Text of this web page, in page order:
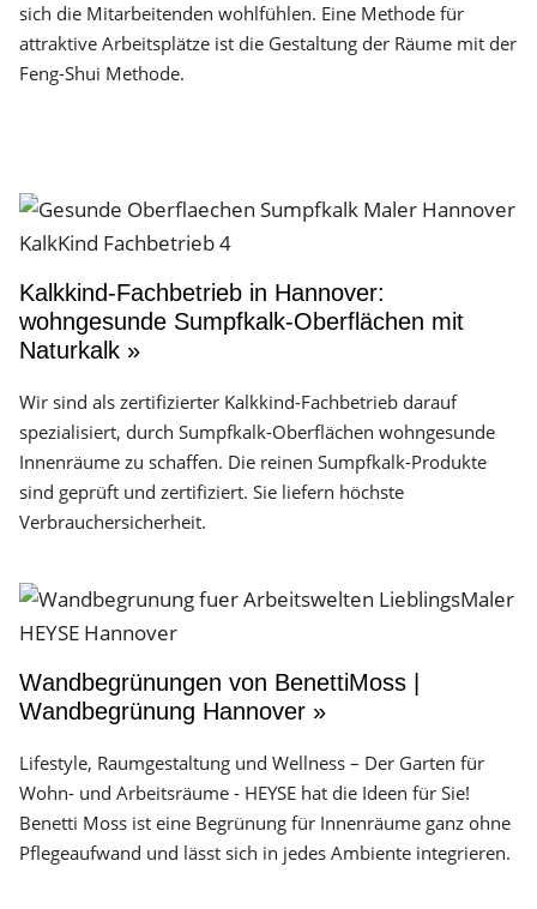
sich die Mitarbeitenden wohlfühlen. Eine Methode für
attraktive Arbeitsplätze ist die Gestaltung der Räume mit der
Feng-Shui Methode.
Kalkkind-Fachbetrieb in Hannover:
wohngesunde Sumpfkalk-Oberflächen mit
Naturkalk »
Wir sind als zertifizierter Kalkkind-Fachbetrieb darauf
spezialisiert, durch Sumpfkalk-Oberflächen wohngesunde
Innenräume zu schaffen. Die reinen Sumpfkalk-Produkte
sind geprüft und zertifiziert. Sie liefern höchste
Verbrauchersicherheit.
Wandbegrünungen von BenettiMoss |
Wandbegrünung Hannover »
Lifestyle, Raumgestaltung und Wellness – Der Garten für
Wohn- und Arbeitsräume - HEYSE hat die Ideen für Sie!
Benetti Moss ist eine Begrünung für Innenräume ganz ohne
Pflegeaufwand und lässt sich in jedes Ambiente integrieren.